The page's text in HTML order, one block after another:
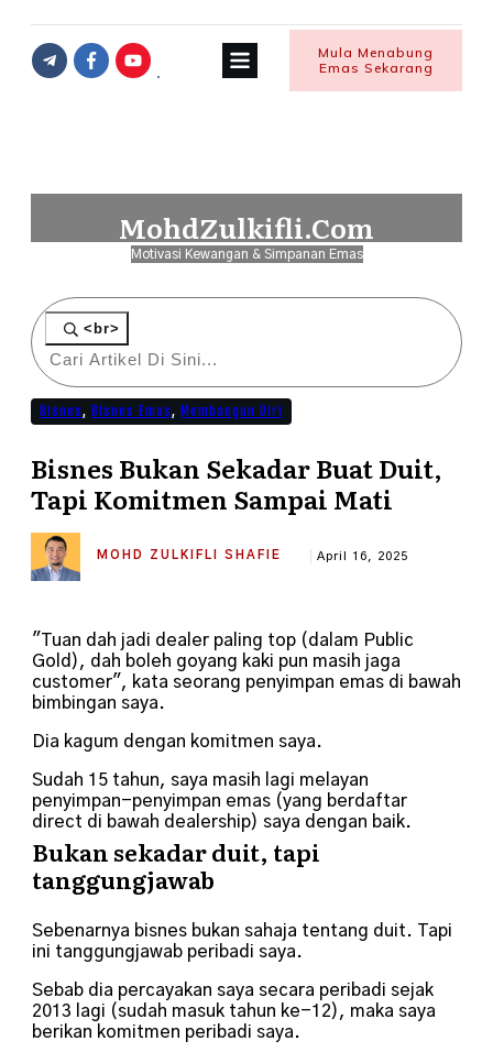
Mula Menabung
Emas Sekarang
MohdZulkifli.Com
Motivasi Kewangan & Simpanan Emas
<br>
Bisnes, Bisnes Emas, Membangun Diri
Bisnes Bukan Sekadar Buat Duit,
Tapi Komitmen Sampai Mati
MOHD ZULKIFLI SHAFIE April 16, 2025
"Tuan dah jadi dealer paling top (dalam Public
Gold), dah boleh goyang kaki pun masih jaga
customer", kata seorang penyimpan emas di bawah
bimbingan saya.
Dia kagum dengan komitmen saya.
Sudah 15 tahun, saya masih lagi melayan
penyimpan-penyimpan emas (yang berdaftar
direct di bawah dealership) saya dengan baik.
Bukan sekadar duit, tapi
tanggungjawab
Sebenarnya bisnes bukan sahaja tentang duit. Tapi
ini tanggungjawab peribadi saya.
Sebab dia percayakan saya secara peribadi sejak
2013 lagi (sudah masuk tahun ke-12), maka saya
berikan komitmen peribadi saya.